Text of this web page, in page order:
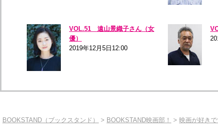
VOL.51 遠山景織子さん（女
優）
2019年12月5日12:00
BOOKSTAND（ブックスタンド） > BOOKSTAND映画部！ > 映画が好き